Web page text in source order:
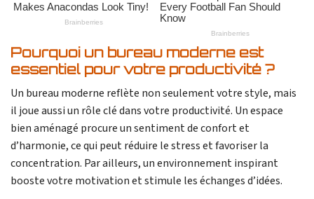
Pourquoi un bureau moderne est
essentiel pour votre productivité ?
Un bureau moderne reflète non seulement votre style, mais
il joue aussi un rôle clé dans votre productivité. Un espace
bien aménagé procure un sentiment de confort et
d’harmonie, ce qui peut réduire le stress et favoriser la
concentration. Par ailleurs, un environnement inspirant
booste votre motivation et stimule les échanges d’idées.